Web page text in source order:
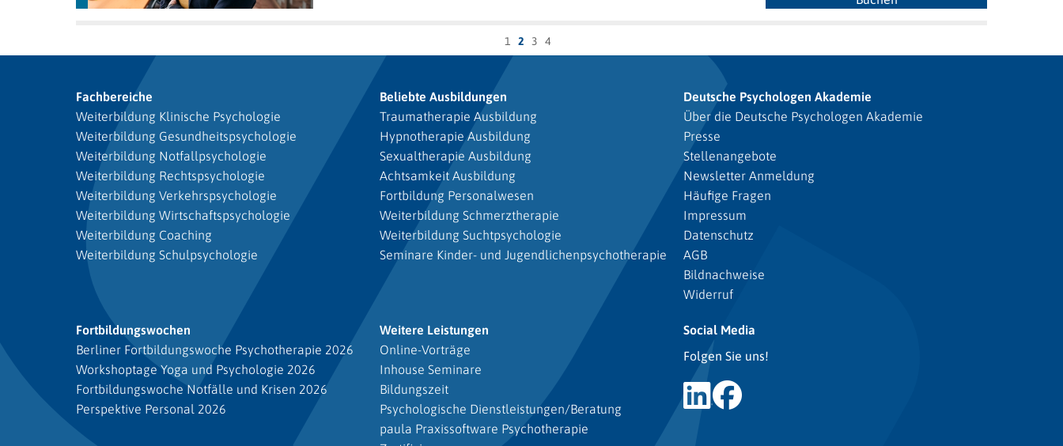
1 2 3 4
Fachbereiche
Weiterbildung Klinische Psychologie
Weiterbildung Gesundheitspsychologie
Weiterbildung Notfallpsychologie
Weiterbildung Rechtspsychologie
Weiterbildung Verkehrspsychologie
Weiterbildung Wirtschaftspsychologie
Weiterbildung Coaching
Weiterbildung Schulpsychologie
Beliebte Ausbildungen
Traumatherapie Ausbildung
Hypnotherapie Ausbildung
Sexualtherapie Ausbildung
Achtsamkeit Ausbildung
Fortbildung Personalwesen
Weiterbildung Schmerztherapie
Weiterbildung Suchtpsychologie
Seminare Kinder- und Jugendlichenpsychotherapie
Deutsche Psychologen Akademie
Über die Deutsche Psychologen Akademie
Presse
Stellenangebote
Newsletter Anmeldung
Häufige Fragen
Impressum
Datenschutz
AGB
Bildnachweise
Widerruf
Fortbildungswochen
Berliner Fortbildungswoche Psychotherapie 2026
Workshoptage Yoga und Psychologie 2026
Fortbildungswoche Notfälle und Krisen 2026
Perspektive Personal 2026
Weitere Leistungen
Online-Vorträge
Inhouse Seminare
Bildungszeit
Psychologische Dienstleistungen/Beratung
paula Praxissoftware Psychotherapie
Social Media
Folgen Sie uns!